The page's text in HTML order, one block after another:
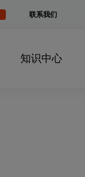
联系我们
知识中心